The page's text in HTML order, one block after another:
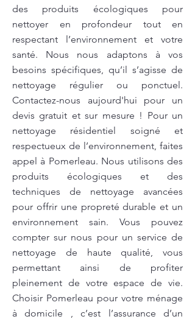
des produits écologiques pour
nettoyer en profondeur tout en
respectant l’environnement et votre
santé. Nous nous adaptons à vos
besoins spécifiques, qu’il s’agisse de
nettoyage régulier ou ponctuel.
Contactez-nous aujourd'hui pour un
devis gratuit et sur mesure ! Pour un
nettoyage résidentiel soigné et
respectueux de l’environnement, faites
appel à Pomerleau. Nous utilisons des
produits écologiques et des
techniques de nettoyage avancées
pour offrir une propreté durable et un
environnement sain. Vous pouvez
compter sur nous pour un service de
nettoyage de haute qualité, vous
permettant ainsi de profiter
pleinement de votre espace de vie.
Choisir Pomerleau pour votre ménage
à domicile , c’est l’assurance d’un